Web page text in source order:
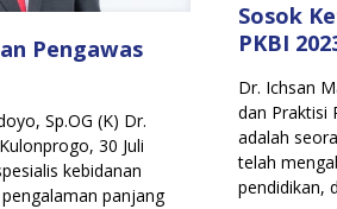
Pengawas
Sp.OG (K) Dr.
30 Juli
kebidanan
panjang
Sosok
PKBI
Dr. Ichsan
dan Praktisi
adalah
telah
pendidikan,